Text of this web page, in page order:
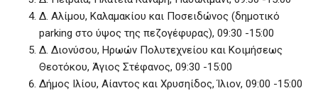
Δ. Αλίμου, Καλαμακίου και Ποσειδώνος (δημοτικό
parking στο ύψος της πεζογέφυρας), 09:30 -15:00
Δ. Διονύσου, Ηρωών Πολυτεχνείου και Κοιμήσεως
Θεοτόκου, Άγιος Στέφανος, 09:30 -15:00
Δήμος Ιλίου, Αίαντος και Χρυσηίδος, Ίλιον, 09:00 -15:00